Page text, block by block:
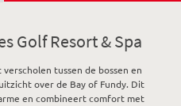
Golf Resort & Spa
tussen de bossen en
over de Bay of Fundy. Dit
en combineert comfort met